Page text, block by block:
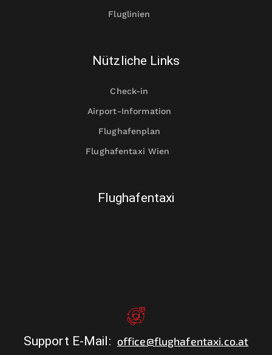
Fluglinien
Nützliche Links
Check-in
Airport-Information
Flughafenplan
Flughafentaxi Wien
Flughafentaxi
Support E-Mail: office@flughafentaxi.co.at